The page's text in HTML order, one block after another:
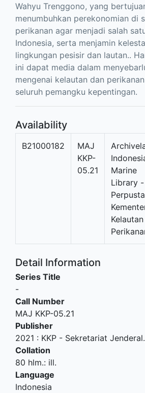
Wahyu Trenggono, yang
menumbuhkan perekonomian di
perikanan agar menjadi salah
Indonesia, serta menjamin
lingkungan pesisir dan lautan..
ini dapat media dalam
mengenai kelautan dan
seluruh pemangku kepentingan.
Availability
B21000182
MAJ
KKP-
05.21
Marine
Library -
Detail Information
Series Title
-
Call Number
MAJ KKP-05.21
Publisher
2021 : KKP - Sekretariat Jenderal
Collation
80 hlm.: ill.
Language
Indonesia